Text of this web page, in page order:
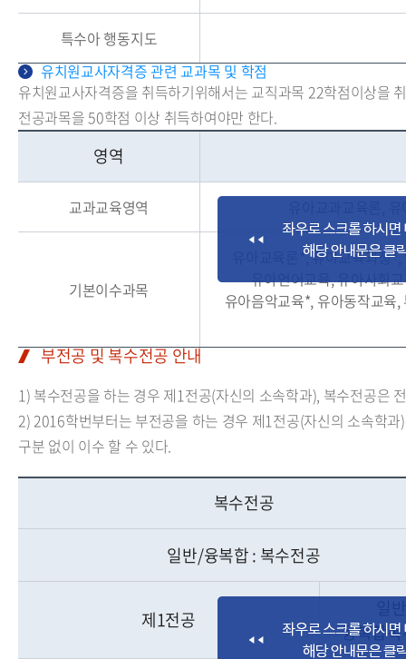
특수아 행동지도
유치원교사자격증 관련 교과목 및 학점
유치원교사자격증을 취득하기위해서는 교직과목 22학점이상을
전공과목을 50학점 이상 취득하여야만 한다.
영역
교과교육영역
기본이수과목
유아교육론*, 유아교육과정
유아언어교육, 유아사회
유아음악교육*, 유아동작교육
부전공 및 복수전공 안내
1) 복수전공을 하는 경우 제1전공(자신의 소속학과), 복수전공은
2) 2016학번부터는 부전공을 하는 경우 제1전공(자신의 소속학
구분 없이 이수 할 수 있다.
복수전공
일반/융복합 : 복수전공
제1전공
융복합